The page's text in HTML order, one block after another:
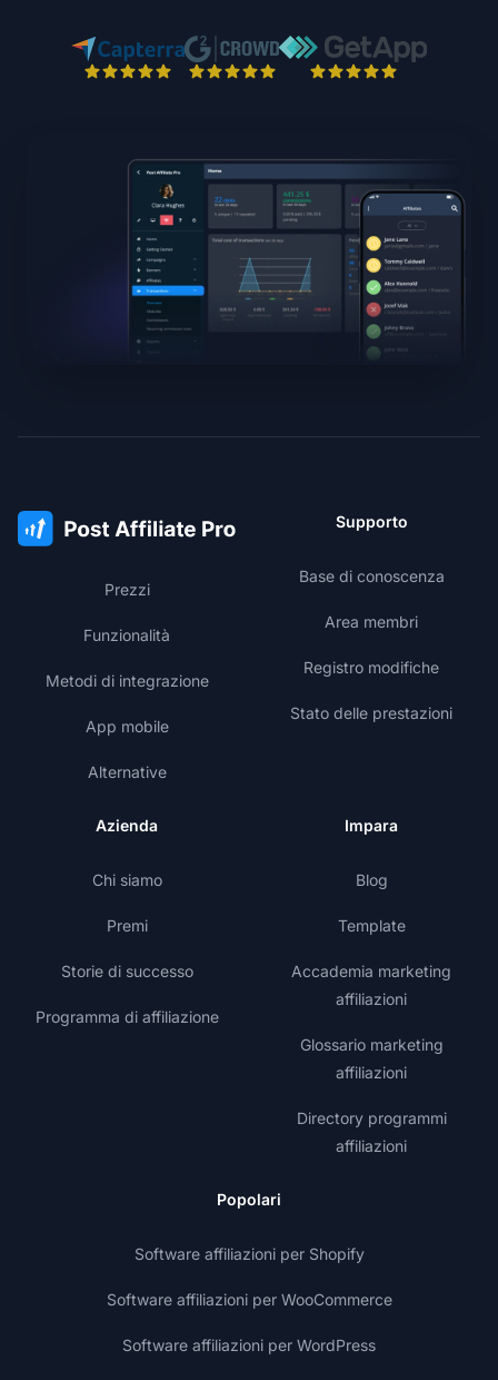
Prezzi
Funzionalità
Metodi di integrazione
App mobile
Alternative
Supporto
Base di conoscenza
Area membri
Registro modifiche
Stato delle prestazioni
Azienda
Chi siamo
Premi
Storie di successo
Programma di affiliazione
Impara
Blog
Template
Accademia marketing
affiliazioni
Glossario marketing
affiliazioni
Directory programmi
affiliazioni
Popolari
Software affiliazioni per Shopify
Software affiliazioni per WooCommerce
Software affiliazioni per WordPress